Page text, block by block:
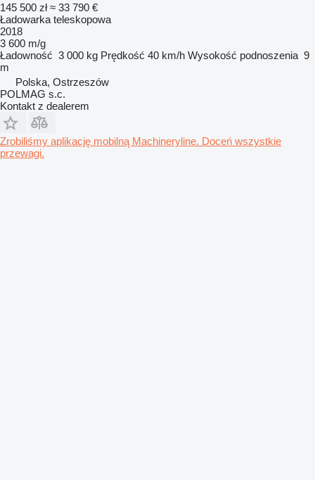
145 500 zł ≈ 33 790 €
Ładowarka teleskopowa
2018
3 600 m/g
Ładowność 3 000 kg Prędkość 40 km/h Wysokość podnoszenia 9
m
Polska, Ostrzeszów
POLMAG s.c.
Kontakt z dealerem
Zrobiliśmy aplikację mobilną Machineryline. Doceń wszystkie
przewagi.